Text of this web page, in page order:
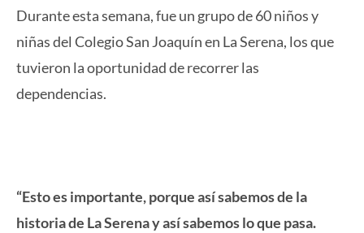
Durante esta semana, fue un grupo de 60 niños y
niñas del Colegio San Joaquín en La Serena, los que
tuvieron la oportunidad de recorrer las
dependencias.
“Esto es importante, porque así sabemos de la
historia de La Serena y así sabemos lo que pasa.